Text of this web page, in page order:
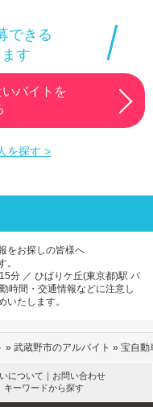
できる
す
バイトを
を探す >
をお探しの皆様へ
。
分 ／ ひばりケ丘(東京都)駅 バ
時間・交通情報などに注意し
たします。
» 武蔵野市のアルバイト » 宝自動
について ｜ お問い合わせ
キーワードから探す